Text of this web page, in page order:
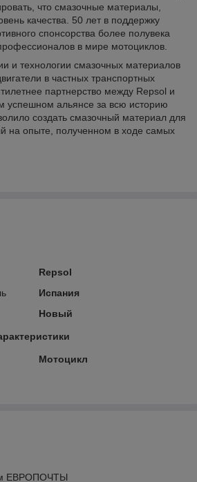
что смазочные материалы,
качества. 50 лет в поддержку
спонсорства более полувека
в мире мотоциклов.
и технологии смазочных материалов
в частных транспортных
партнерство между Repsol и
успешном альянсе за всю историю
создать смазочный материал для
на опыте, полученном в ходе самых
Repsol
Испания
Новый
Мотоцикл
ЕВРОПОЧТЫ